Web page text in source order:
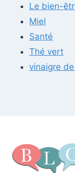
Le bien-
Miel
Santé
Thé vert
vinaigre